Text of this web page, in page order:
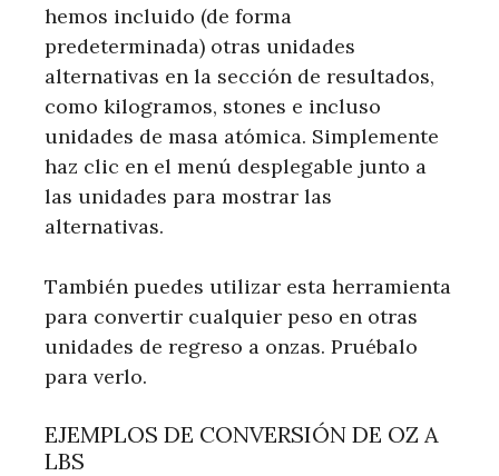
hemos incluido (de forma
predeterminada) otras unidades
alternativas en la sección de resultados,
como kilogramos, stones e incluso
unidades de masa atómica. Simplemente
haz clic en el menú desplegable junto a
las unidades para mostrar las
alternativas.
También puedes utilizar esta herramienta
para convertir cualquier peso en otras
unidades de regreso a onzas. Pruébalo
para verlo.
EJEMPLOS DE CONVERSIÓN DE OZ A
LBS